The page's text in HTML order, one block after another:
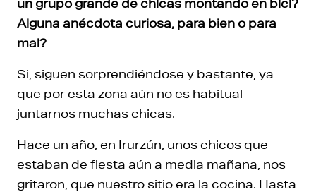
un grupo grande de chicas montando en bici?
Alguna anécdota curiosa, para bien o para
mal?
Si, siguen sorprendiéndose y bastante, ya
que por esta zona aún no es habitual
juntarnos muchas chicas.
Hace un año, en Irurzún, unos chicos que
estaban de fiesta aún a media mañana, nos
gritaron, que nuestro sitio era la cocina. Hasta